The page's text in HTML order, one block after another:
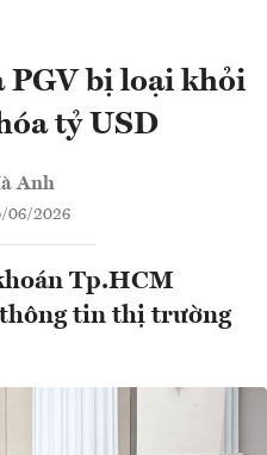
PGV bị loại khỏi
tỷ USD
Anh
06/2026
Tp.HCM
tin thị trường